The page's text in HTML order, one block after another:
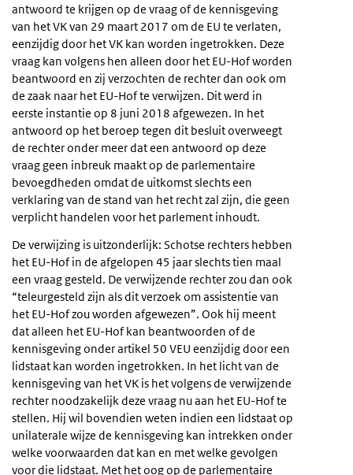
antwoord te krijgen op de vraag of de kennisgeving
van het VK van 29 maart 2017 om de EU te verlaten,
eenzijdig door het VK kan worden ingetrokken. Deze
vraag kan volgens hen alleen door het EU-Hof worden
beantwoord en zij verzochten de rechter dan ook om
de zaak naar het EU-Hof te verwijzen. Dit werd in
eerste instantie op 8 juni 2018 afgewezen. In het
antwoord op het beroep tegen dit besluit overweegt
de rechter onder meer dat een antwoord op deze
vraag geen inbreuk maakt op de parlementaire
bevoegdheden omdat de uitkomst slechts een
verklaring van de stand van het recht zal zijn, die geen
verplicht handelen voor het parlement inhoudt.
De verwijzing is uitzonderlijk: Schotse rechters hebben
het EU-Hof in de afgelopen 45 jaar slechts tien maal
een vraag gesteld. De verwijzende rechter zou dan ook
“teleurgesteld zijn als dit verzoek om assistentie van
het EU-Hof zou worden afgewezen”. Ook hij meent
dat alleen het EU-Hof kan beantwoorden of de
kennisgeving onder artikel 50 VEU eenzijdig door een
lidstaat kan worden ingetrokken. In het licht van de
kennisgeving van het VK is het volgens de verwijzende
rechter noodzakelijk deze vraag nu aan het EU-Hof te
stellen. Hij wil bovendien weten indien een lidstaat op
unilaterale wijze de kennisgeving kan intrekken onder
welke voorwaarden dat kan en met welke gevolgen
voor die lidstaat. Met het oog op de parlementaire